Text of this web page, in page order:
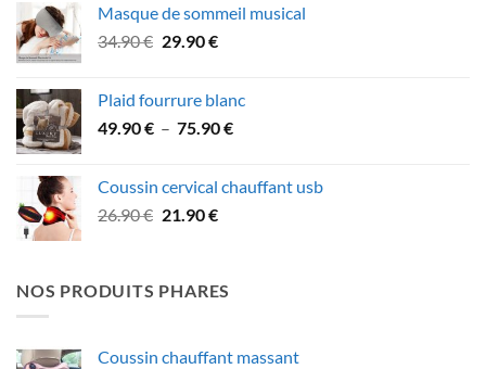
était :
89.90 €.
est :
78.90 €.
Masque de sommeil musical
34.90€ Le
était :
34.90 €.
29.90€Le
est :
29.90 €.
Plaid fourrure blanc
49.90€ – 75.90€Plage
49.90 €
Coussin cervical chauffant usb
26.90€ Le
était :
26.90 €.
21.90€Le
est :
21.90 €.
NOS PRODUITS PHARES
Coussin chauffant massant